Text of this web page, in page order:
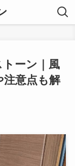
ーン｜風
意点も解